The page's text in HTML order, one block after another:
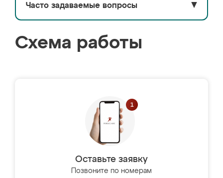
Часто задаваемые вопросы ▼
Схема работы
Оставьте заявку
Позвоните по номерам